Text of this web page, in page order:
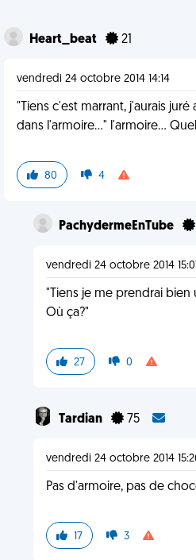
Heart_beat 21
vendredi 24 octobre 2014 14:14
"Tiens c'est marrant, j'aurais
dans l'armoire..." l'armoire...
80 4
PachydermeEnTube
vendredi 24 octobre 2014
"Tiens je me prendrai bien
Où ça?"
27 0
Tardian 75
vendredi 24 octobre 2014
Pas d'armoire, pas de
17 3